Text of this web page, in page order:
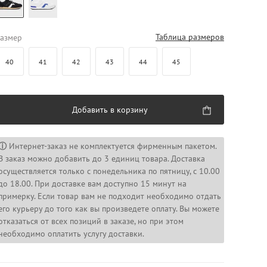
Таблица размеров
40 41 42 43 44 45
Добавить в корзину
Интернет-заказ не комплектуется фирменным пакетом.
заказ можно добавить до 3 единиц товара. Доставка
только с понедельника по пятницу, с 10.00
18.00. При доставке вам доступно 15 минут на
Если товар вам не подходит необходимо отдать
курьеру до того как вы произведете оплату. Вы можете
от всех позиций в заказе, но при этом
оплатить услугу доставки.